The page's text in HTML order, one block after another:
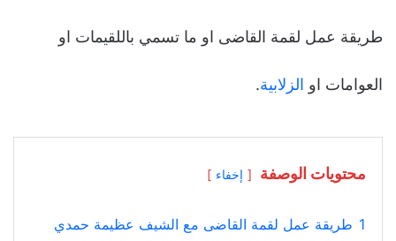
طريقة عمل لقمة القاضى او ما تسمي باللقيمات او
العوامات او الزلابية.
محتويات الوصفة إخفاء
1 طريقة عمل لقمة القاضى مع الشيف عظيمة حمدي